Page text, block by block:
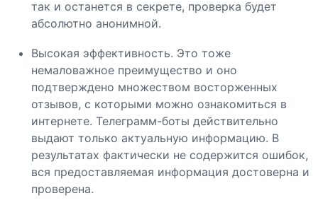
так и останется в секрете, проверка будет
абсолютно анонимной.
Высокая эффективность. Это тоже
немаловажное преимущество и оно
подтверждено множеством восторженных
отзывов, с которыми можно ознакомиться в
интернете. Телеграмм-боты действительно
выдают только актуальную информацию. В
результатах фактически не содержится ошибок,
вся предоставляемая информация достоверна и
проверена.